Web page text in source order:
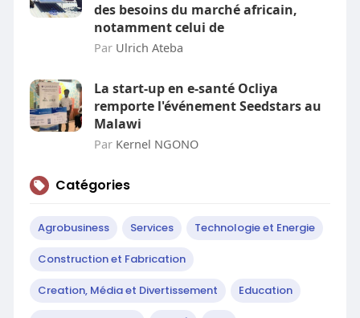
des besoins du marché africain,
notamment celui de
Par Ulrich Ateba
La start-up en e-santé Ocliya
remporte l'événement Seedstars au
Malawi
Par Kernel NGONO
Catégories
Agrobusiness Services Technologie et Energie
Construction et Fabrication
Creation, Média et Divertissement Education